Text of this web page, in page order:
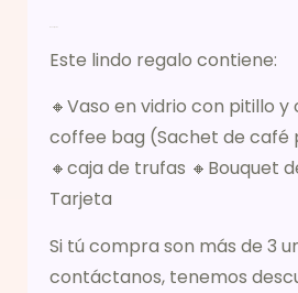
Este lindo regalo contiene:
🔸Vaso en vidrio con pitillo y
coffee bag (Sachet de café
🔸caja de trufas 🔸Bouquet
Tarjeta
Si tú compra son más de 3
contáctanos, tenemos